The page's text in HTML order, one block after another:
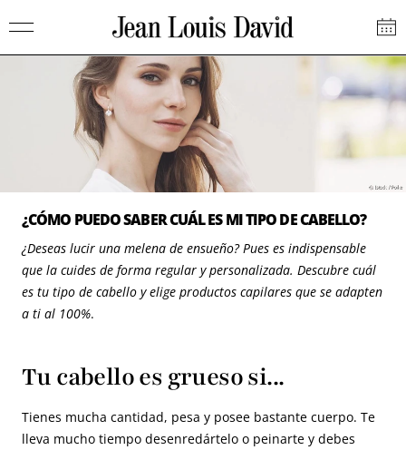
al
contenido
Jean
David
¿CÓMO PUEDO SABER CUÁL ES MI TIPO DE CABELLO?
¿Deseas lucir una melena de ensueño? Pues es indispensable
que la cuides de forma regular y personalizada. Descubre cuál
es tu tipo de cabello y elige productos capilares que se adapten
a ti al 100%.
Tu cabello es grueso si...
Tienes mucha cantidad, pesa y posee bastante cuerpo. Te
lleva mucho tiempo desenredártelo o peinarte y debes